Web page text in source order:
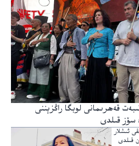
قەھرىمانى لوبگا راڭزېننى
سۆز قىلدى
ئىشلار
قىلدى